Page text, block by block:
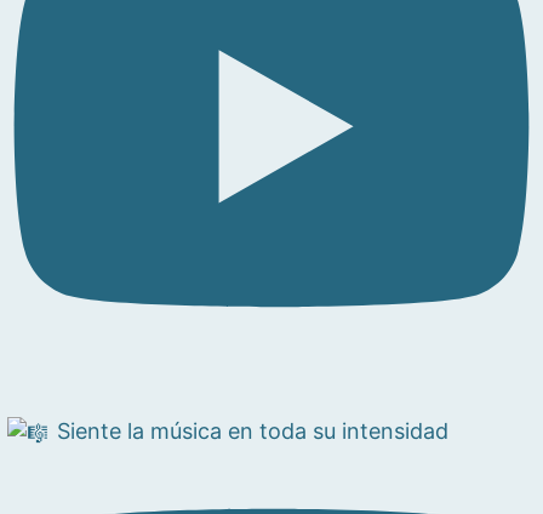
Siente la música en toda su intensidad